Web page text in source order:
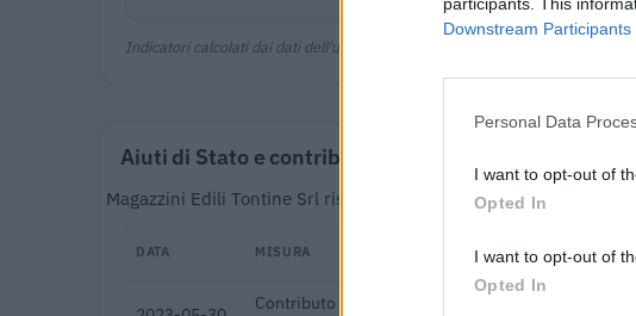
Downstream Participants
Personal Data
I want to opt-out of
Opted In
I want to opt-out of
Opted In
Indicatori calcolati dai dati dell'ultimo bilancio disponibile.
Aiuti di Stato e contributi pubblici
Magazzini Edili Tontine Srl risulta beneficiaria di 4 aiuti o
DATA MISURA
Contributo a fondo perduto [e modifiche ai sensi